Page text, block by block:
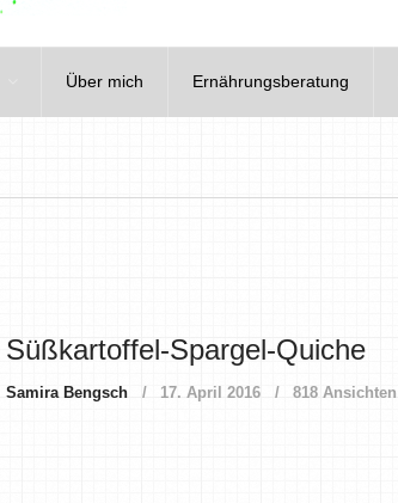
Über mich Ernährungsberatung
Süßkartoffel-Spargel-Quiche
Samira Bengsch 17. April 2016 818 Ansichten